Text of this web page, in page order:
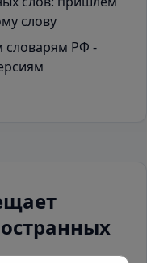
слову
словарям РФ -